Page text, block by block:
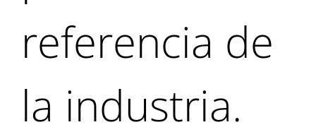
referencia de
la industria.